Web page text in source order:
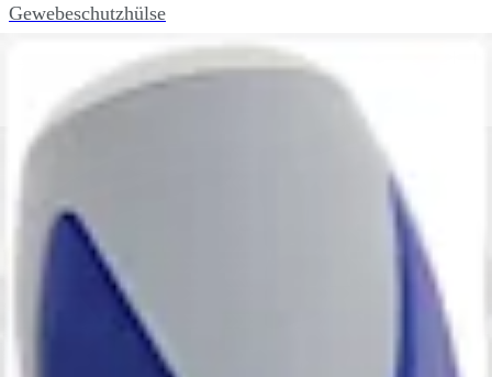
Gewebeschutzhülse
AR-8970RH
Großer Ratschenschraubendreher, AO Anschluss,
kannüliert